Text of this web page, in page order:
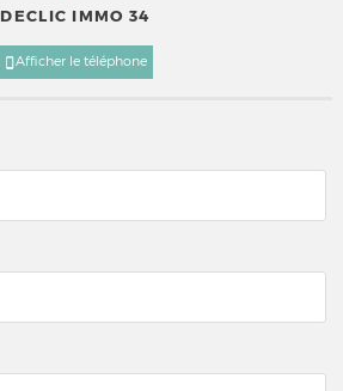
DECLIC IMMO 34
Afficher le téléphone